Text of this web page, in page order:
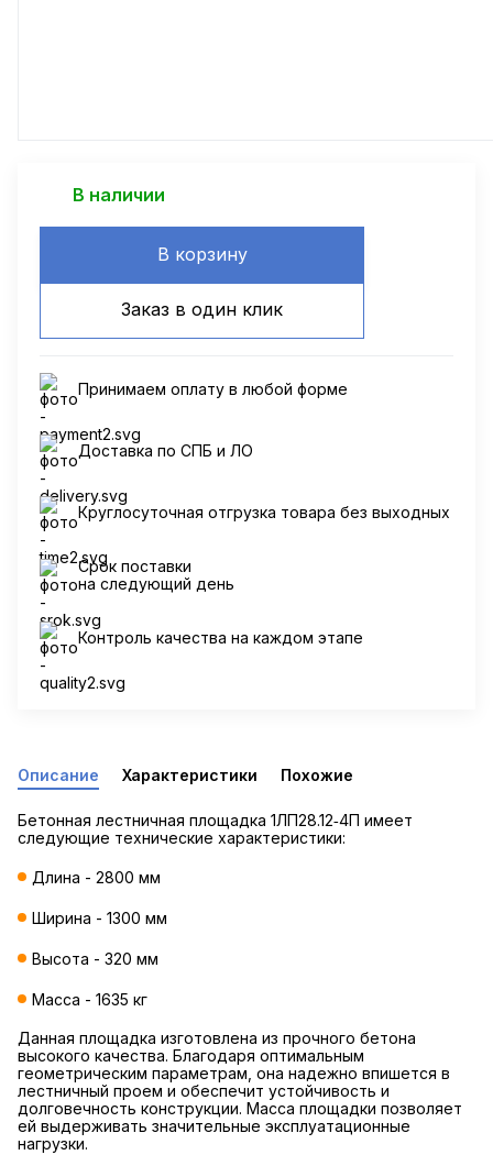
В наличии
В корзину
Заказ в один клик
Принимаем оплату в любой форме
Доставка по СПБ и ЛО
Круглосуточная отгрузка товара без выходных
Срок поставки
на следующий день
Контроль качества на каждом этапе
Описание Характеристики Похожие
Бетонная лестничная площадка 1ЛП28.12‐4П имеет
следующие технические характеристики:
Длина - 2800 мм
Ширина - 1300 мм
Высота - 320 мм
Масса - 1635 кг
Данная площадка изготовлена из прочного бетона
высокого качества. Благодаря оптимальным
геометрическим параметрам, она надежно впишется в
лестничный проем и обеспечит устойчивость и
долговечность конструкции. Масса площадки позволяет
ей выдерживать значительные эксплуатационные
нагрузки.